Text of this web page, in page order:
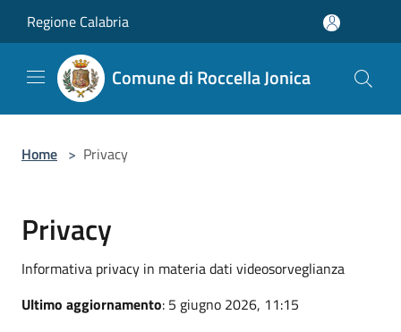
Regione Calabria
Comune di Roccella Jonica
Home > Privacy
Privacy
Informativa privacy in materia dati videosorveglianza
Ultimo aggiornamento: 5 giugno 2026, 11:15